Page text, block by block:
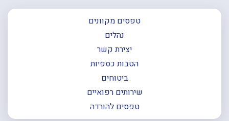
טפסים מקוונים
נהלים
יצירת קשר
הטבות כספיות
ביטוחים
שירותים רפואיים
טפסים להורדה